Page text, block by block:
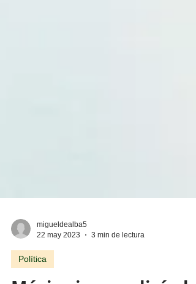
migueldealba5
22 may 2023
3 min de lectura